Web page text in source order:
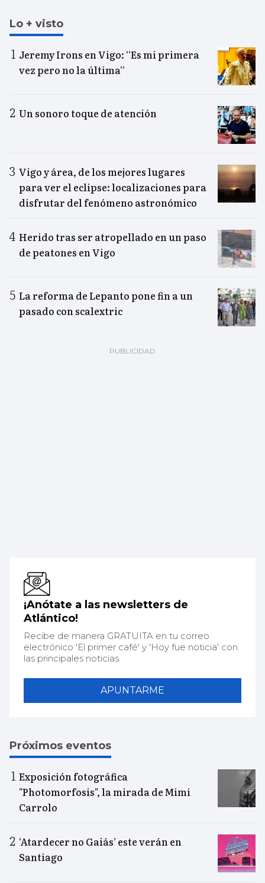
Lo + visto
Jeremy Irons en Vigo: “Es mi primera
vez pero no la última”
Un sonoro toque de atención
Vigo y área, de los mejores lugares
para ver el eclipse: localizaciones para
disfrutar del fenómeno astronómico
Herido tras ser atropellado en un paso
de peatones en Vigo
La reforma de Lepanto pone fin a un
pasado con scalextric
¡Anótate a las newsletters de
Atlántico!
Recibe de manera GRATUITA en tu correo
electrónico 'El primer café' y 'Hoy fue noticia' con
las principales noticias.
APUNTARME
Próximos eventos
Exposición fotográfica
"Photomorfosis", la mirada de Mimi
Carrolo
‘Atardecer no Gaiás’ este verán en
Santiago